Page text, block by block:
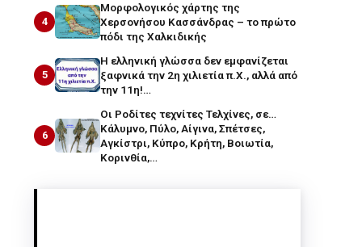
4
Μορφολογικός χάρτης της
Χερσονήσου Κασσάνδρας – το πρώτο
πόδι της Χαλκιδικής
5
Η ελληνική γλώσσα δεν εμφανίζεται
ξαφνικά την 2η χιλιετία π.Χ., αλλά από
την 11η!…
6
Οι Ροδίτες τεχνίτες Τελχίνες, σε…
Κάλυμνο, Πύλο, Αίγινα, Σπέτσες,
Αγκίστρι, Κύπρο, Κρήτη, Βοιωτία,
Κορινθία,…